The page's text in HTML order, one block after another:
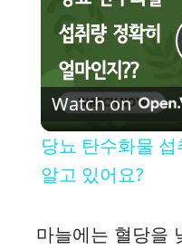
Watch on
당뇨 탄수화물
알고 있어요?
마늘에는 혈당을